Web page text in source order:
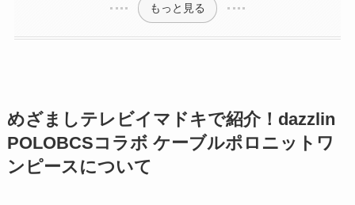
もっと見る
めざましテレビイマドキで紹介！dazzlin
POLOBCSコラボ ケーブルポロニットワ
ンピースについて